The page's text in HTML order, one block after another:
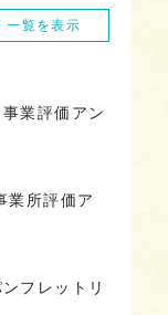
一覧を表示
業評価アン
業所評価ア
フレットリ